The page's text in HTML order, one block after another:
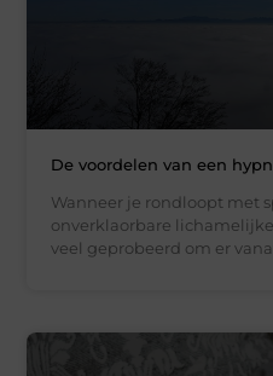
De voordelen van een
Wanneer je rondloopt met
onverklaorbare
veel geprobeerd om er